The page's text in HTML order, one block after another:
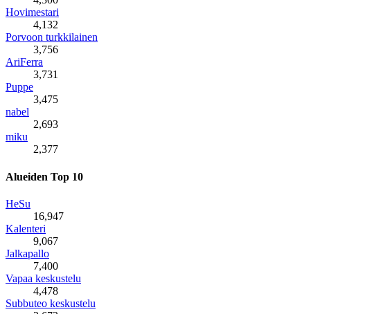
Hovimestari
4,132
Porvoon turkkilainen
3,756
AriFerra
3,731
Puppe
3,475
nabel
2,693
miku
2,377
Alueiden Top 10
HeSu
16,947
Kalenteri
9,067
Jalkapallo
7,400
Vapaa keskustelu
4,478
Subbuteo keskustelu